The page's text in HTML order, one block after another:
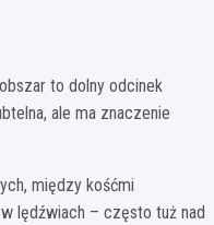
to dolny odcinek
ale ma znaczenie
między kośćmi
lędźwiach – często tuż nad